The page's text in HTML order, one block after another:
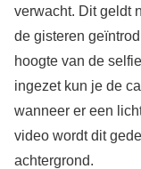
verwacht. Dit geldt
de gisteren
hoogte van de
ingezet kun je de
wanneer er een
video wordt dit
achtergrond.